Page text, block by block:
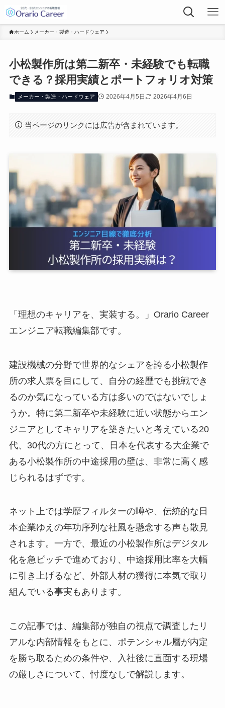
ホーム メーカー・製造・ハードウェア
小松製作所は第二新卒・未経験でも転職
できる？採用実績とポートフォリオ対策
メーカー・製造・ハードウェア 2026年4月5日 2026年4月6日
当ページのリンクには広告が含まれています。
「理想のキャリアを、実装する。」Orario Career
エンジニア転職編集部です。
建設機械の分野で世界的なシェアを誇る小松製作
所の求人票を目にして、自分の経歴でも挑戦でき
るのか気になっている方は多いのではないでしょ
うか。特に第二新卒や未経験に近い状態からエン
ジニアとしてキャリアを築きたいと考えている20
代、30代の方にとって、日本を代表する大企業で
ある小松製作所の中途採用の壁は、非常に高く感
じられるはずです。
ネット上では学歴フィルターの噂や、伝統的な日
本企業ゆえの年功序列な社風を懸念する声も散見
されます。一方で、最近の小松製作所はデジタル
化を急ピッチで進めており、中途採用比率を大幅
に引き上げるなど、外部人材の獲得に本気で取り
組んでいる事実もあります。
この記事では、編集部が独自の視点で調査したリ
アルな内部情報をもとに、ポテンシャル層が内定
を勝ち取るための条件や、入社後に直面する現場
の厳しさについて、忖度なしで解説します。